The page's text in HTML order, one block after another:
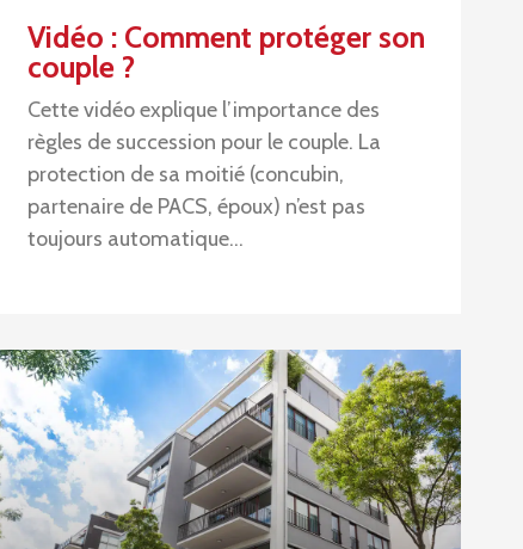
Vidéo : Comment protéger son
couple ?
Cette vidéo explique l’importance des
règles de succession pour le couple. La
protection de sa moitié (concubin,
partenaire de PACS, époux) n’est pas
toujours automatique…